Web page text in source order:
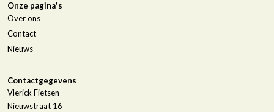
Onze pagina's
Over ons
Contact
Nieuws
Contactgegevens
Vlerick Fietsen
Nieuwstraat 16